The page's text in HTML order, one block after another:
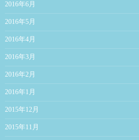
2016年6月
2016年5月
2016年4月
2016年3月
2016年2月
2016年1月
2015年12月
2015年11月